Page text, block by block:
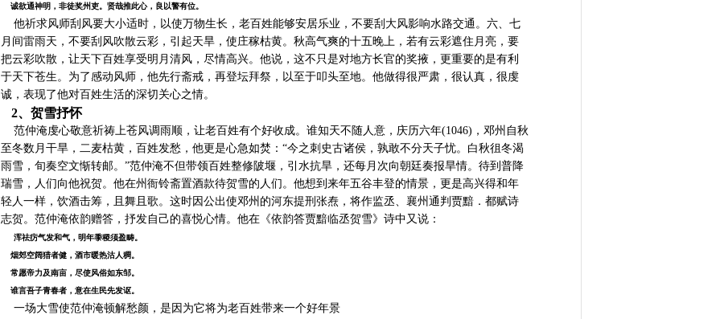
诚欲通神明，非徒奖州吏。贤哉推此心，良以警有位。
他祈求风师刮风要大小适时，以使万物生长，老百姓能够安居乐业，不要刮大风影响水路交通。六、七
月间雷雨天，不要刮风吹散云彩，引起天旱，使庄稼枯黄。秋高气爽的十五晚上，若有云彩遮住月亮，要
把云彩吹散，让天下百姓享受明月清风，尽情高兴。他说，这不只是对地方长官的奖掖，更重要的是有利
于天下苍生。为了感动风师，他先行斋戒，再登坛拜祭，以至于叩头至地。他做得很严肃，很认真，很虔
诚，表现了他对百姓生活的深切关心之情。
2、贺雪抒怀
范仲淹虔心敬意祈祷上苍风调雨顺，让老百姓有个好收成。谁知天不随人意，庆历六年(1046)，邓州自秋
至冬数月干旱，二麦枯黄，百姓发愁，他更是心急如焚：“今之刺史古诸侯，孰敢不分天子忧。白秋徂冬渴
雨雪，旬奏空文惭转邮。”范仲淹不但带领百姓整修陂堰，引水抗旱，还每月次向朝廷奏报旱情。待到普降
瑞雪，人们向他祝贺。他在州衙铃斋置酒款待贺雪的人们。他想到来年五谷丰登的情景，更是高兴得和年
轻人一样，饮酒击筹，且舞且歌。这时因公出使邓州的河东提刑张焘，将作监丞、襄州通判贾黯．都赋诗
志贺。范仲淹依韵赠答，抒发自己的喜悦心情。他在《依韵答贾黯临丞贺雪》诗中又说：
浑祛疠气发和气，明年黍稷须盈畴。
烟郊空阔猎者健，酒市暖热沽人稠。
常愿帝力及南亩，尽使风俗如东邹。
谁言吾子青春者，意在生民先发讴。
一场大雪使范仲淹顿解愁颜，是因为它将为老百姓带来一个好年景